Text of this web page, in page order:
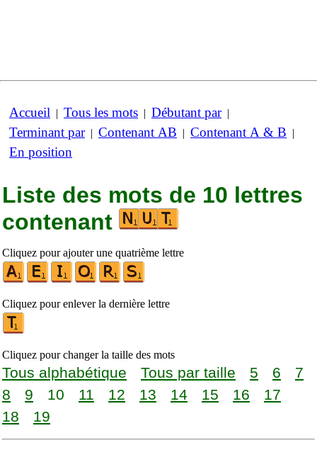
Accueil | Tous les mots | Débutant par|
Terminant par| Contenant AB | Contenant A & B |
En position
Liste des mots de 10 lettres
contenant
Cliquez pour ajouter une quatrième lettre
Cliquez pour enlever la dernière lettre
Cliquez pour changer la taille des mots
Tous alphabétique Tous par taille 5 6
7
8
9 10 11 12 13 14 15 16
17
18
19